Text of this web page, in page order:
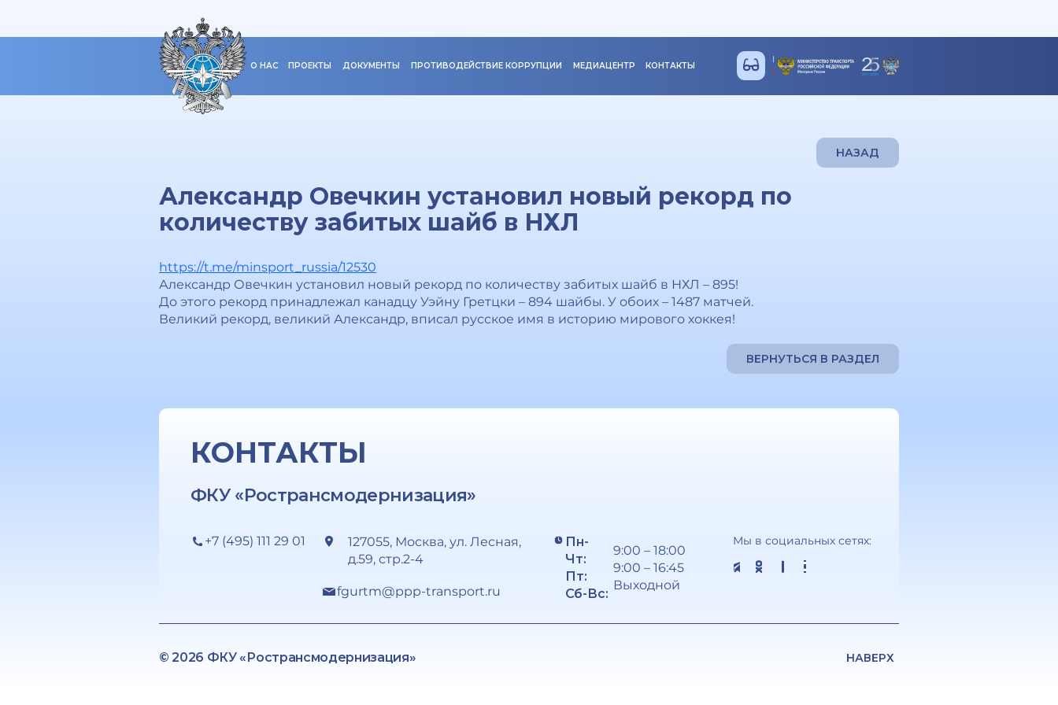
О НАС ПРОЕКТЫ ДОКУМЕНТЫ ПРОТИВОДЕЙСТВИЕ КОРРУПЦИИ МЕДИАЦЕНТР КОНТАКТЫ
НАЗАД
Александр Овечкин установил новый рекорд по
количеству забитых шайб в НХЛ
https://t.me/minsport_russia/12530
Александр Овечкин установил новый рекорд по количеству забитых шайб в НХЛ – 895!
До этого рекорд принадлежал канадцу Уэйну Гретцки – 894 шайбы. У обоих – 1487 матчей.
Великий рекорд, великий Александр, вписал русское имя в историю мирового хоккея!
ВЕРНУТЬСЯ В РАЗДЕЛ
КОНТАКТЫ
ФКУ «Ространсмодернизация»
+7 (495) 111 29 01
127055, Москва, ул. Лесная,
д.59, стр.2-4
fgurtm@ppp-transport.ru
Пн-
Чт:
Пт:
Сб-Вс:
9:00 – 18:00
9:00 – 16:45
Выходной
Мы в социальных сетях:
© 2026 ФКУ «Ространсмодернизация» НАВЕРХ